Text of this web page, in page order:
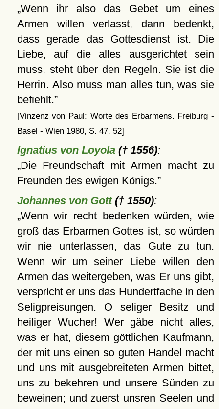
Wenn ihr also das Gebet um eines
Armen willen verlasst, dann bedenkt,
dass gerade das Gottesdienst ist. Die
Liebe, auf die alles ausgerichtet sein
muss, steht über den Regeln. Sie ist die
Herrin. Also muss man alles tun, was sie
befiehlt.
[Vinzenz von Paul: Worte des Erbarmens. Freiburg -
Basel - Wien 1980, S. 47, 52]
Ignatius von Loyola(† 1556):
Die Freundschaft mit Armen macht zu
Freunden des ewigen Königs.
Johannes von Gott(† 1550):
Wenn wir recht bedenken würden, wie
groß das Erbarmen Gottes ist, so würden
wir nie unterlassen, das Gute zu tun.
Wenn wir um seiner Liebe willen den
Armen das weitergeben, was Er uns gibt,
verspricht er uns das Hundertfache in den
Seligpreisungen. O seliger Besitz und
heiliger Wucher! Wer gäbe nicht alles,
was er hat, diesem göttlichen Kaufmann,
der mit uns einen so guten Handel macht
und uns mit ausgebreiteten Armen bittet,
uns zu bekehren und unsere Sünden zu
beweinen; und zuerst unsren Seelen und